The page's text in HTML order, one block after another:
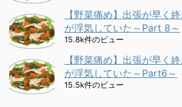
【野菜痛め】出張が早く
が浮気していた～Part 8～
15.8k件のビュー
【野菜痛め】出張が早く
が浮気していた～Part6～
15.5k件のビュー